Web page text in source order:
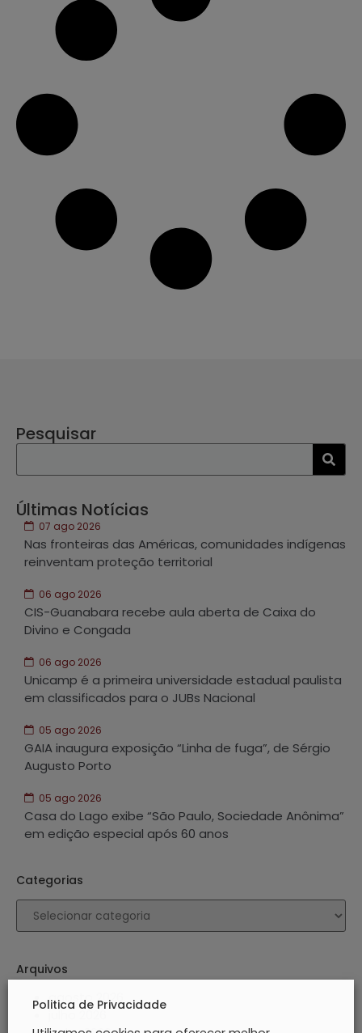
Pesquisar
Últimas Notícias
07 ago 2026
Nas fronteiras das Américas, comunidades indígenas
reinventam proteção territorial
06 ago 2026
CIS-Guanabara recebe aula aberta de Caixa do
Divino e Congada
06 ago 2026
Unicamp é a primeira universidade estadual paulista
em classificados para o JUBs Nacional
05 ago 2026
GAIA inaugura exposição “Linha de fuga”, de Sérgio
Augusto Porto
05 ago 2026
Casa do Lago exibe “São Paulo, Sociedade Anônima”
em edição especial após 60 anos
Categorias
Arquivos
agosto 2026
julho 2026
Politica de Privacidade